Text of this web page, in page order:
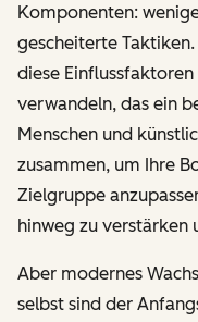
Komponenten:
gescheiterte
diese
verwandeln, das ein
Menschen und
zusammen, um Ihre
Zielgruppe
hinweg zu verstärken
Aber modernes
selbst sind der